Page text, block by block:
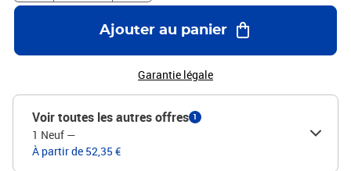
utilisation à l'intérieur et à l'extérieur Poids : 0,58 kg
Ajouter au panier
Garantie légale
Voir toutes les autres offres 1
1 Neuf —
À partir de 52,35 €